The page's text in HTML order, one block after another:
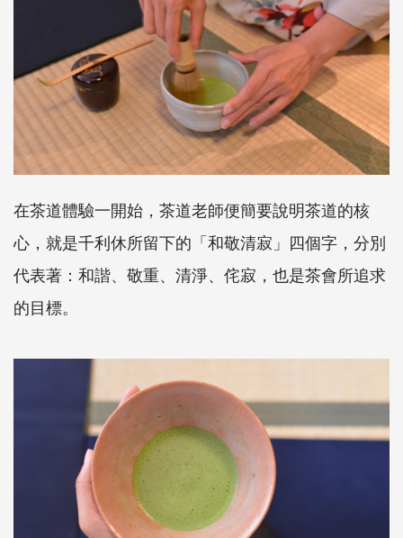
在茶道體驗一開始，茶道老師便簡要說明茶道的核
心，就是千利休所留下的「和敬清寂」四個字，分別
代表著：和諧、敬重、清淨、侘寂，也是茶會所追求
的目標。